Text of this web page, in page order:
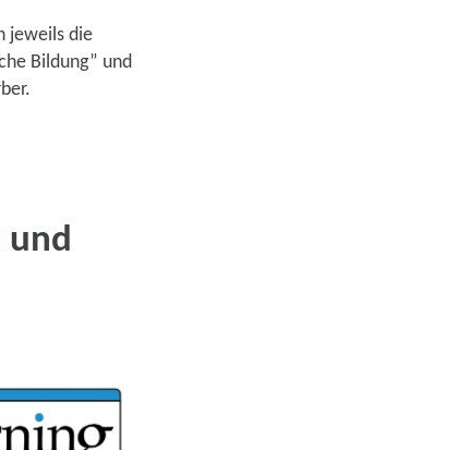
jeweils die
Bildung” und
und